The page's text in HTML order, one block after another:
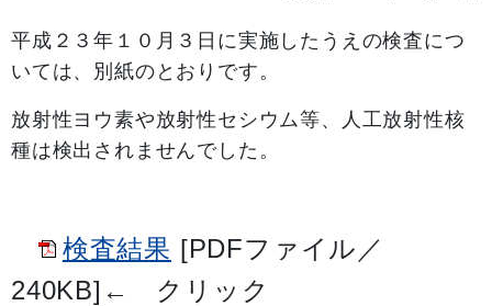
平成２３年１０月３日に実施したうえの検査につ
いては、別紙のとおりです。
放射性ヨウ素や放射性セシウム等、人工放射性核
種は検出されませんでした。
検査結果 [PDFファイル／
240KB] ← クリック